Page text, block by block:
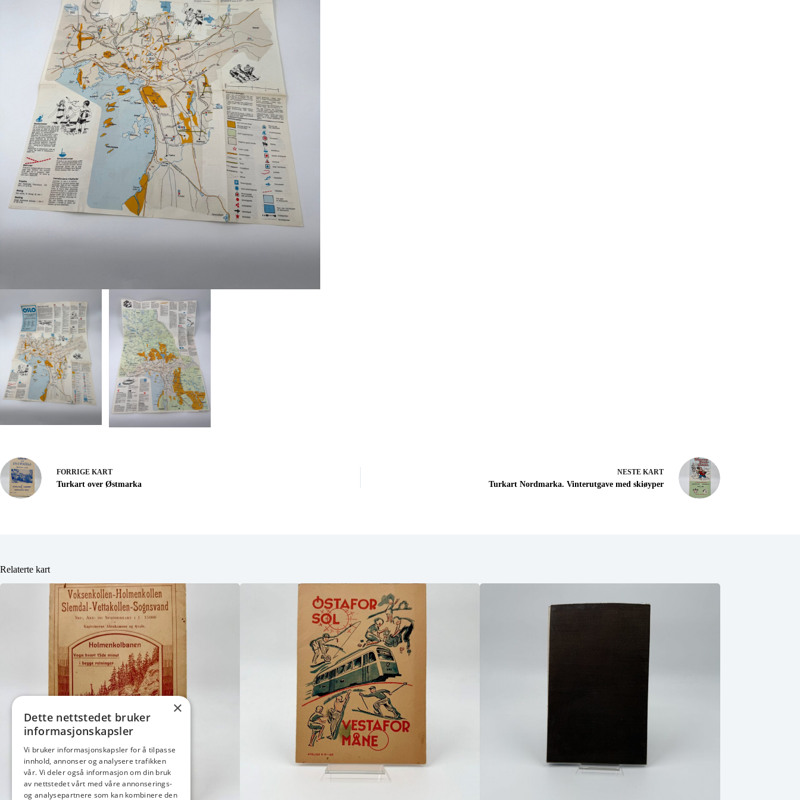
FORRIGE KART
Turkart over Østmarka
NESTE KART
Turkart Nordmarka. Vinterutgave med skiøyper
Relaterte kart
×
Dette nettstedet bruker
informasjonskapsler
Vi bruker informasjonskapsler for å tilpasse
innhold, annonser og analysere trafikken
vår. Vi deler også informasjon om din bruk
av nettstedet vårt med våre annonserings-
og analysepartnere som kan kombinere den